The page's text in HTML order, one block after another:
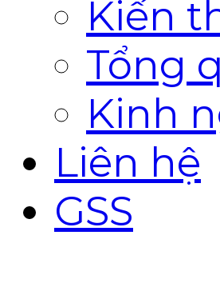
Kiến
Tổng
Kinh
Liên hệ
GSS